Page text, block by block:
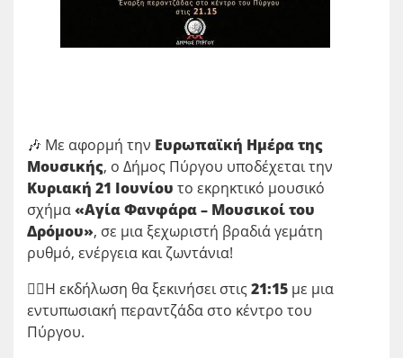
🎶 Με αφορμή την Ευρωπαϊκή Ημέρα της
Μουσικής, ο Δήμος Πύργου υποδέχεται την
Κυριακή 21 Ιουνίου το εκρηκτικό μουσικό
σχήμα«Αγία Φανφάρα – Μουσικοί του
Δρόμου», σε μια ξεχωριστή βραδιά γεμάτη
ρυθμό, ενέργεια και ζωντάνια!
🚶‍♂️Η εκδήλωση θα ξεκινήσει στις 21:15 με μια
εντυπωσιακή περαντζάδα στο κέντρο του
Πύργου.